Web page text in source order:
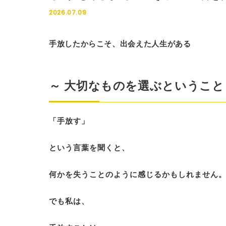
2026.07.09
手放したからこそ、出会えた人生がある
～ 大切なものを選ぶというこ
「手放す」
という言葉を聞くと、
何かを失うことのように感じるかもしれません。
でも私は、